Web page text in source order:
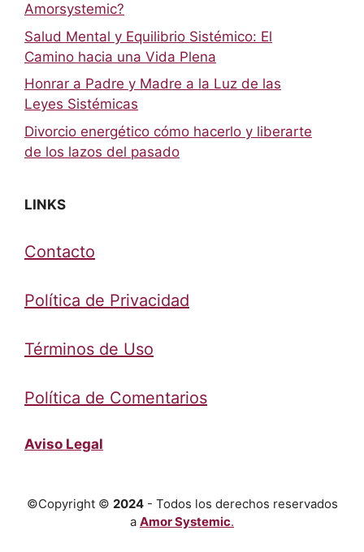
Amorsystemic?
Salud Mental y Equilibrio Sistémico: El
Camino hacia una Vida Plena
Honrar a Padre y Madre a la Luz de las
Leyes Sistémicas
Divorcio energético cómo hacerlo y liberarte
de los lazos del pasado
LINKS
Contacto
Política de Privacidad
Términos de Uso
Política de Comentarios
Aviso Legal
©Copyright © 2024- Todos los derechos reservados
a Amor Systemic.